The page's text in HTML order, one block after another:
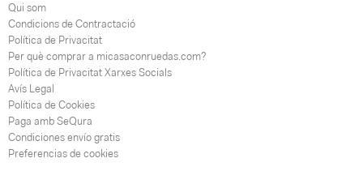
Qui som
Condicions de Contractació
Política de Privacitat
Per què comprar a micasaconruedas.com?
Política de Privacitat Xarxes Socials
Avís Legal
Política de Cookies
Paga amb SeQura
Condiciones envío gratis
Preferencias de cookies